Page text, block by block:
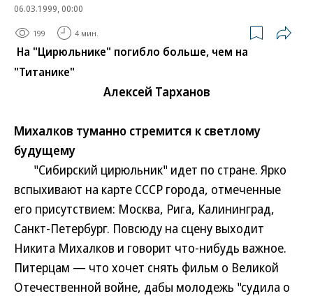
06.03.1999, 00:00
199 4 мин.
На "Цирюльнике" погибло больше, чем на
"Титанике"
Алексей Тарханов
Михалков туманно стремится к светлому
будущему
"Сибирский цирюльник" идет по стране. Ярко
вспыхивают на карте СССР города, отмеченные
его присутствием: Москва, Рига, Калининград,
Санкт-Петербург. Повсюду на сцену выходит
Никита Михалков и говорит что-нибудь важное.
Питерцам — что хочет снять фильм о Великой
Отечественной войне, дабы молодежь "судила о